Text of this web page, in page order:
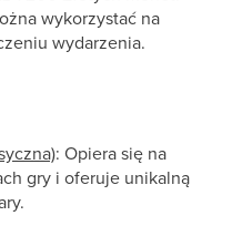
wykorzystać na
wydarzenia.
: Opiera się na
gry i oferuje unikalną